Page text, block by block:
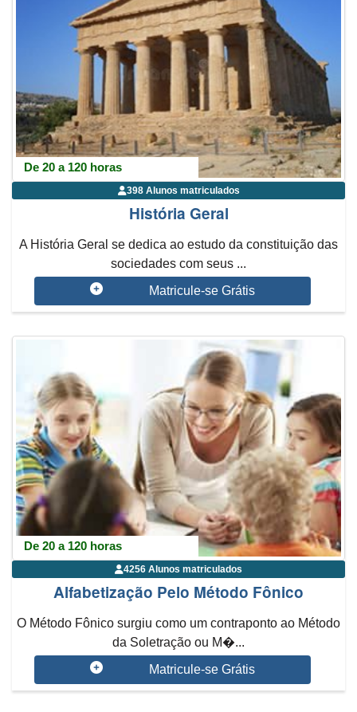
De 20 a 120 horas
398 Alunos matriculados
História Geral
A História Geral se dedica ao estudo da constituição das
sociedades com seus ...
Matricule-se Grátis
De 20 a 120 horas
4256 Alunos matriculados
Alfabetização Pelo Método Fônico
O Método Fônico surgiu como um contraponto ao Método
da Soletração ou M�...
Matricule-se Grátis